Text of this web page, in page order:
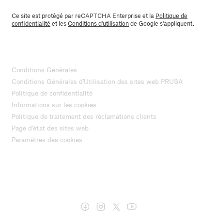
Ce site est protégé par reCAPTCHA Enterprise et la Politique de
confidentialité et lesConditions d'utilisationde Google s'appliquent.
Conditions Générales
Conditions Générales d'Utilisation des sites web PRUSA
Politique de confidentialité
Informations sur les cookies
Politique de traitement des réclamations clients
Page d'état des sites web
Paramètres des cookies